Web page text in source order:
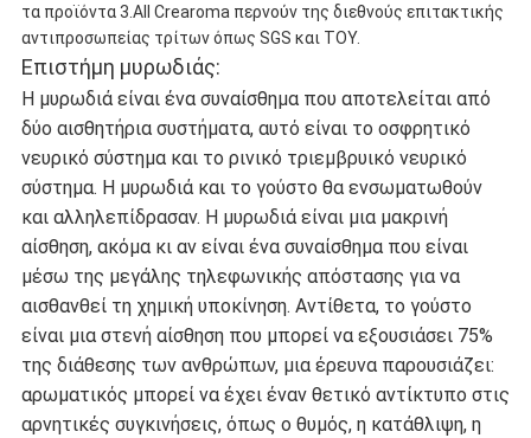
τα προϊόντα 3.All Crearoma περνούν της διεθνούς επιτακτικής
αντιπροσωπείας τρίτων όπως SGS και ΤΟΥ.
Επιστήμη μυρωδιάς:
Η μυρωδιά είναι ένα συναίσθημα που αποτελείται από
δύο αισθητήρια συστήματα, αυτό είναι το οσφρητικό
νευρικό σύστημα και το ρινικό τριεμβρυικό νευρικό
σύστημα. Η μυρωδιά και το γούστο θα ενσωματωθούν
και αλληλεπίδρασαν. Η μυρωδιά είναι μια μακρινή
αίσθηση, ακόμα κι αν είναι ένα συναίσθημα που είναι
μέσω της μεγάλης τηλεφωνικής απόστασης για να
αισθανθεί τη χημική υποκίνηση. Αντίθετα, το γούστο
είναι μια στενή αίσθηση που μπορεί να εξουσιάσει 75%
της διάθεσης των ανθρώπων, μια έρευνα παρουσιάζει:
αρωματικός μπορεί να έχει έναν θετικό αντίκτυπο στις
αρνητικές συγκινήσεις, όπως ο θυμός, η κατάθλιψη, η